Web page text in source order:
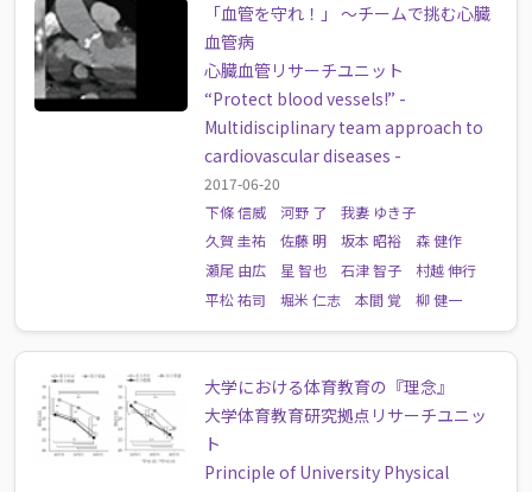
「血管を守れ！」 ～チームで挑む心臓
血管病
心臓血管リサーチユニット
“Protect blood vessels!” -
Multidisciplinary team approach to
cardiovascular diseases -
2017-06-20
下條 信威
河野 了
我妻 ゆき子
久賀 圭祐
佐藤 明 坂本 昭裕
森 健作
瀬尾 由広
星 智也 石津 智子
村越 伸行
平松 祐司
堀米 仁志 本間 覚 柳 健一
大学における体育教育の『理念』
大学体育教育研究拠点リサーチユニッ
ト
Principle of University Physical